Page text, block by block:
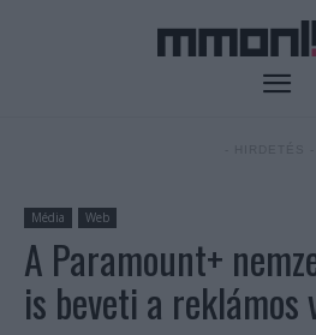
Média Web
A Paramount+
is beveti a reklámos